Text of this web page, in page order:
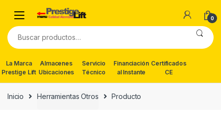
navigation
content
0
Buscar
por:
La Marca
Prestige Lift
Almacenes
Ubicaciones
Servicio
Técnico
Financiación
al Instante
Certificados
CE
Inicio Herramientas Otros Producto